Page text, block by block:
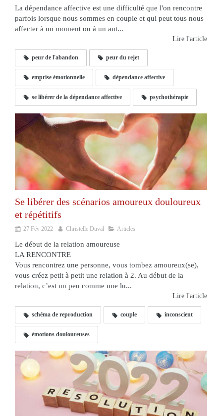
La dépendance affective est une difficulté que l'on rencontre
parfois lorsque nous sommes en couple et qui peut tous nous
affecter à un moment ou à un aut...
Lire l'article
peur de l'abandon peur du rejet
emprise émotionnelle dépendance affective
se libérer de la dépendance affective psychothérapie
Se libérer des scénarios amoureux douloureux
et répétitifs
27 Fév 2022 Christelle Duval Articles
Le début de la relation amoureuse
LA RENCONTRE
Vous rencontrez une personne, vous tombez amoureux(se),
vous créez petit à petit une relation à 2. Au début de la
relation, c’est un peu comme une lu...
Lire l'article
schéma de reproduction couple inconscient
émotions douloureuses